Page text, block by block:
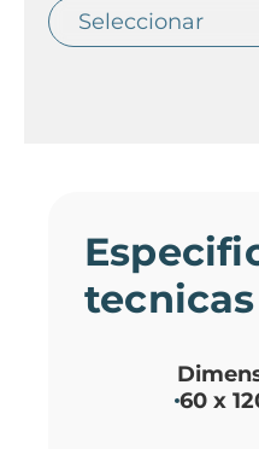
tecnicas
60 x